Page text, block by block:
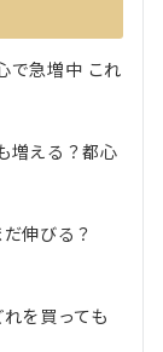
で急増中 これ
増える？都心
伸びる？
を買っても